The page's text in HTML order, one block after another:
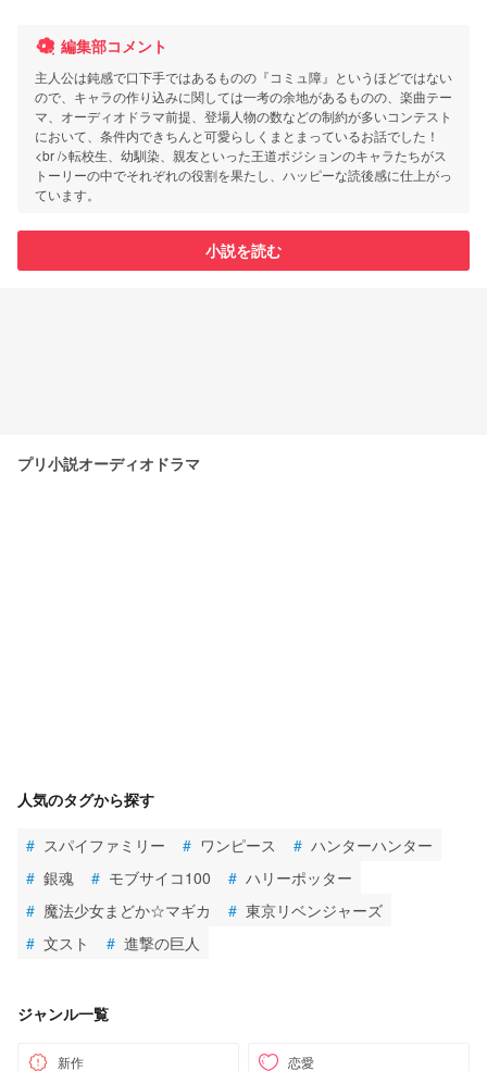
編集部コメント
主人公は鈍感で口下手ではあるものの『コミュ障』というほどではない
ので、キャラの作り込みに関しては一考の余地があるものの、楽曲テー
マ、オーディオドラマ前提、登場人物の数などの制約が多いコンテスト
において、条件内できちんと可愛らしくまとまっているお話でした！
<br />転校生、幼馴染、親友といった王道ポジションのキャラたちがス
トーリーの中でそれぞれの役割を果たし、ハッピーな読後感に仕上がっ
ています。
小説を読む
プリ小説オーディオドラマ
人気のタグから探す
# スパイファミリー # ワンピース # ハンターハンター
# 銀魂 # モブサイコ100 # ハリーポッター
# 魔法少女まどか☆マギカ # 東京リベンジャーズ
# 文スト # 進撃の巨人
ジャンル一覧
新作 恋愛